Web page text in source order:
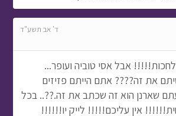
ד' אב תשע"ד
אבל אסי טוביה ועופר...
את זה???? אתם הייתם פזיזים
שארנן הוא זה שכתב את זה.??.. בכל
אין עליכם!!!!! לייק יו!!!!!!